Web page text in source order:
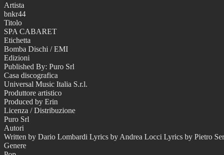
Artista
bnkr44
Titolo
SPA CABARET
Etichetta
Bomba Dischi / EMI
Edizioni
Published By: Puro Srl
Casa discografica
Universal Music Italia S.r.l.
Produttore artistico
Produced by Erin
Licenza / Distribuzione
Puro Srl
Autori
Written by Dario Lombardi Lyrics by Andrea Locci Lyrics by Pietro
Genere